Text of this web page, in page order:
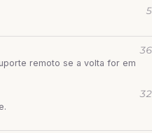
5
36
remoto se a volta for em
32